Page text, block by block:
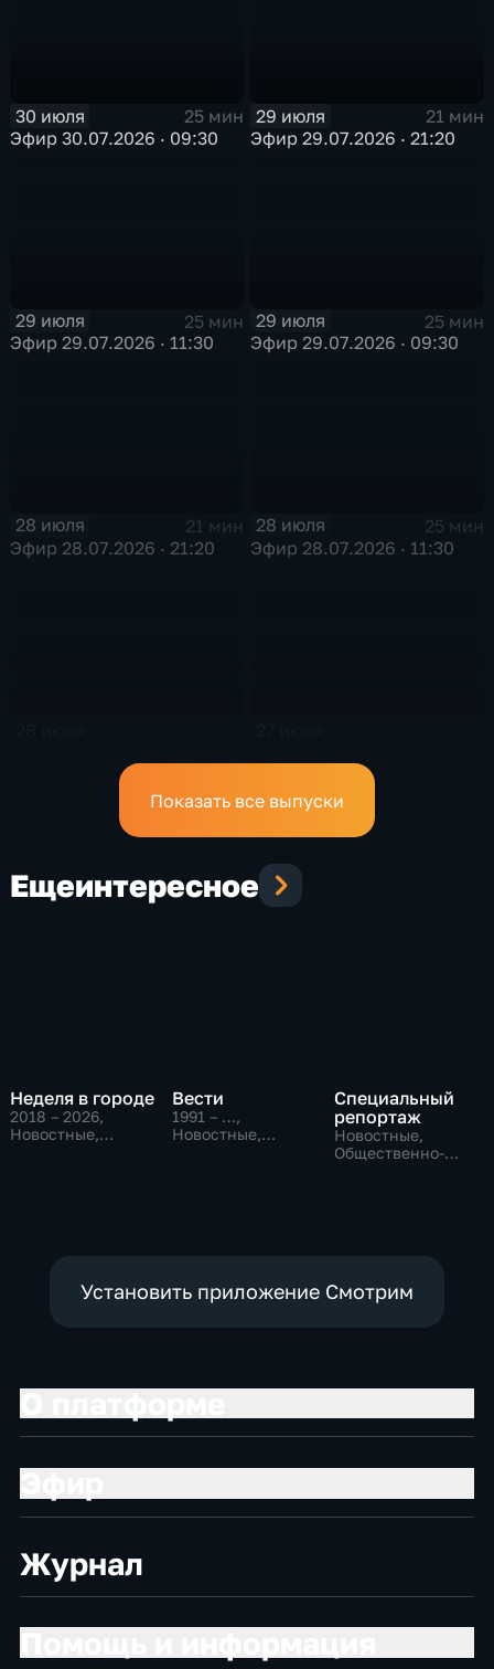
30 июля
25 мин
Эфир 30.07.2026 · 09:30
29 июля
21 мин
Эфир 29.07.2026 · 21:20
29 июля
25 мин
Эфир 29.07.2026 · 11:30
29 июля
25 мин
Эфир 29.07.2026 · 09:30
28 июля
21 мин
Эфир 28.07.2026 · 21:20
28 июля
25 мин
Эфир 28.07.2026 · 11:30
Показать все выпуски
Ещеинтересное
Неделя в городе
2018 – 2026,
Новостные,
Вести
1991 – …,
Новостные,
Специальный
репортаж
Новостные,
Общественно-
Установить приложение Смотрим
Журнал